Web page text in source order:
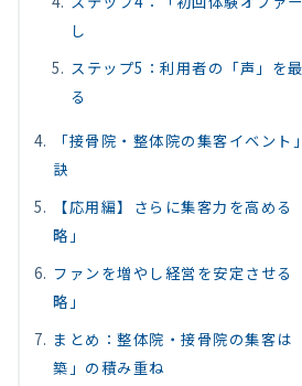
し
ステップ5：利用者の「声」を
る
「接骨院・整体院の集客イベント
訣
【応用編】さらに集客力を高め
略」
ファンを増やし経営を安定させる
略」
まとめ：整体院・接骨院の集客は
築」の積み重ね